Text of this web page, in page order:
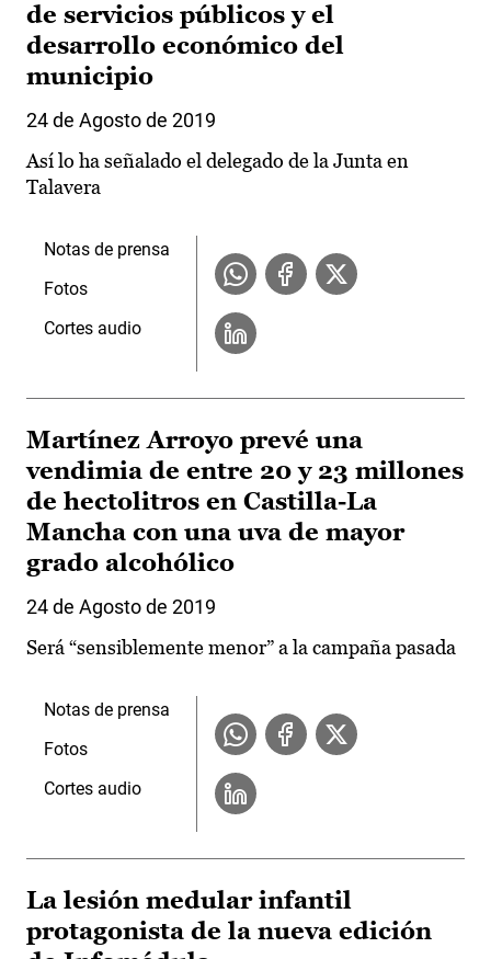
de servicios públicos y el
desarrollo económico del
municipio
24 de Agosto de 2019
Así lo ha señalado el delegado de la Junta en
Talavera
Notas de prensa
Fotos
Cortes audio
Martínez Arroyo prevé una
vendimia de entre 20 y 23 millones
de hectolitros en Castilla-La
Mancha con una uva de mayor
grado alcohólico
24 de Agosto de 2019
Será “sensiblemente menor” a la campaña pasada
Notas de prensa
Fotos
Cortes audio
La lesión medular infantil
protagonista de la nueva edición